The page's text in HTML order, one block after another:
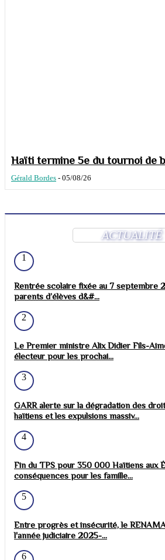
Haïti termine 5e du tournoi de
Gérald Bordes - 05/08/26
ACTUALITÉ
1
Rentrée scolaire fixée au 7 septembre
parents d’élèves d&#...
2
Le Premier ministre Alix Didier Fils-
électeur pour les prochai...
3
GARR alerte sur la dégradation des
haïtiens et les expulsions massiv...
4
Fin du TPS pour 350 000 Haïtiens aux
conséquences pour les famille...
5
Entre progrès et insécurité, le
l'année judiciaire 2025-...
6